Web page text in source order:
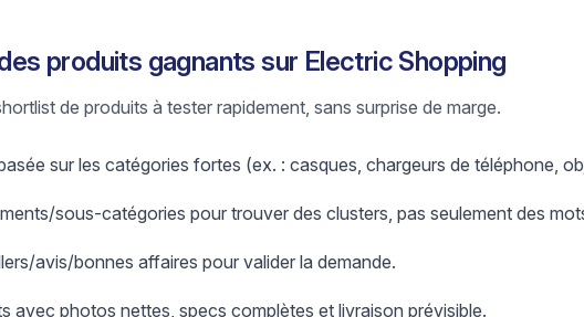
produits gagnants sur Electric Shopping
de produits à tester rapidement, sans surprise de marge.
sur les catégories fortes (ex. : casques, chargeurs de téléphone,
sous-catégories pour trouver des clusters, pas seulement des
avis/bonnes affaires pour valider la demande.
avec photos nettes, specs complètes et livraison prévisible.